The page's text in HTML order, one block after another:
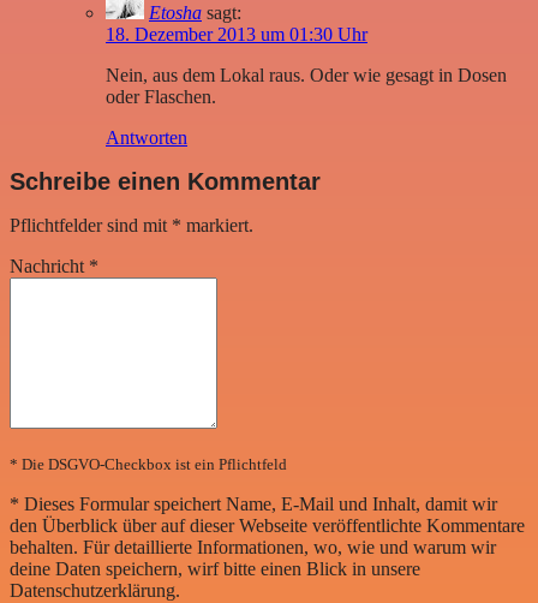
Etosha sagt:
18. Dezember 2013 um 01:30 Uhr
Nein, aus dem Lokal raus. Oder wie gesagt in Dosen
oder Flaschen.
Antworten
Schreibe einen Kommentar
Pflichtfelder sind mit * markiert.
Nachricht *
* Die DSGVO-Checkbox ist ein Pflichtfeld
* Dieses Formular speichert Name, E-Mail und Inhalt, damit wir
den Überblick über auf dieser Webseite veröffentlichte Kommentare
behalten. Für detaillierte Informationen, wo, wie und warum wir
deine Daten speichern, wirf bitte einen Blick in unsere
Datenschutzerklärung.